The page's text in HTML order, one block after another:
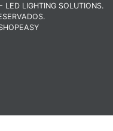
LIGHTING SOLUTIONS.